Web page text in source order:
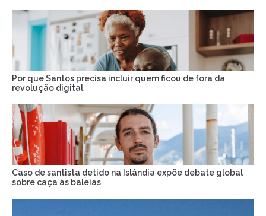
Por que Santos precisa incluir quem ficou de fora da
revolução digital
Caso de santista detido na Islândia expõe debate global
sobre caça às baleias